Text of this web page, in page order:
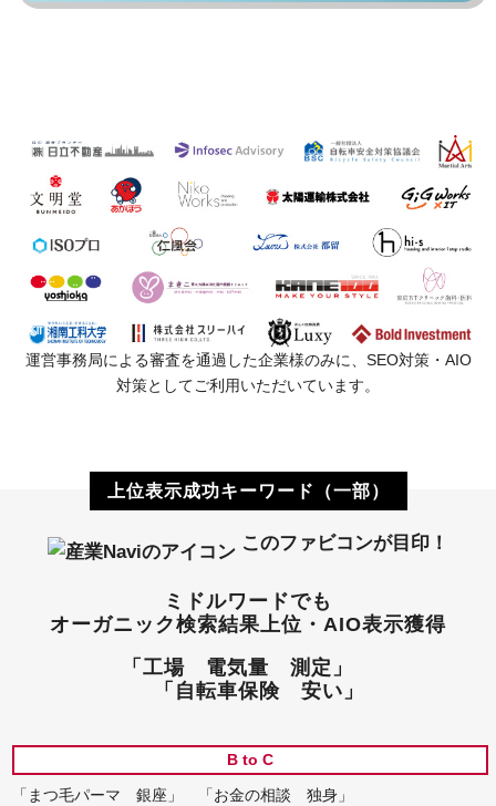
運営事務局による審査を通過した企業様のみに、SEO対策・AIO
対策としてご利用いただいています。
上位表示成功キーワード（一部）
このファビコンが目印！
ミドルワードでも
オーガニック検索結果上位・AIO表示獲得
「工場 電気量 測定」
「自転車保険 安い」
B to C
「まつ毛パーマ 銀座」
「お金の相談 独身」